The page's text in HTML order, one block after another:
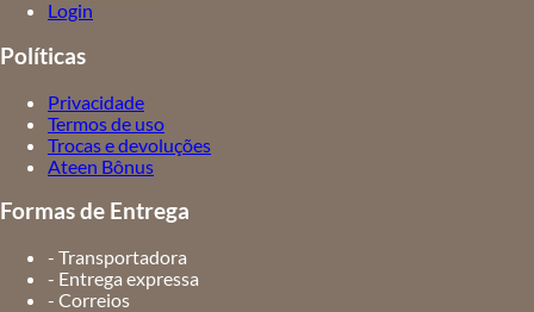
Login
Políticas
Privacidade
Termos de uso
Trocas e devoluções
Ateen Bônus
Formas de Entrega
- Transportadora
- Entrega expressa
- Correios